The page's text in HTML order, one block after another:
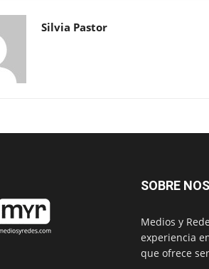
Silvia Pastor
SOBRE
Medios y
experiencia
que ofrece